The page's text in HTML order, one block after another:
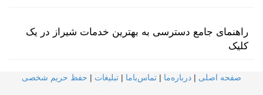
راهنمای جامع دسترسی به بهترین خدمات شیراز در یک
کلیک
صفحه اصلی | درباره‌ما | تماس‌با‌ما | تبلیغات | حفظ حریم شخصی